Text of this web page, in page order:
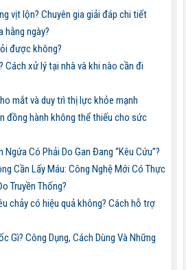
vịt lộn? Chuyên gia giải đáp chi tiết
hằng ngày?
được không?
Cách xử lý tại nhà và khi nào cần đi
mắt và duy trì thị lực khỏe mạnh
đồng hành không thể thiếu cho sức
Có Phải Do Gan Đang “Kêu Cứu”?
Cần Lấy Máu: Công Nghệ Mới Có Thực
Truyền Thống?
chảy có hiệu quả không? Cách hỗ trợ
Gì? Công Dụng, Cách Dùng Và Những